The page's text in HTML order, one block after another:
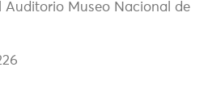
Auditorio Museo Nacional de